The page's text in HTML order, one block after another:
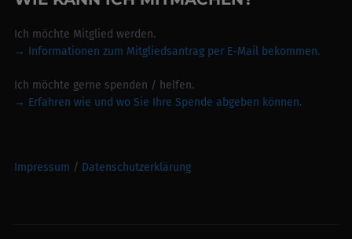
Ich möchte Mitglied werden.
→ Informationen zum Mitgliedsantrag per E-Mail bekommen.
Ich möchte gerne spenden / helfen.
→ Erfahren wie und wo Sie Ihre Spende abgeben können.
Impressum / Datenschutzerklärung